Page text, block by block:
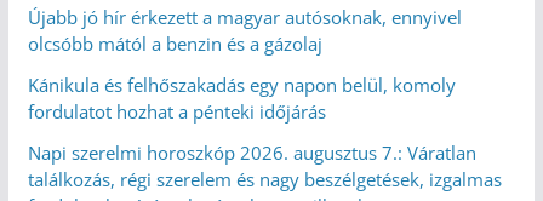
Újabb jó hír érkezett a magyar autósoknak, ennyivel
olcsóbb mától a benzin és a gázolaj
Kánikula és felhőszakadás egy napon belül, komoly
fordulatot hozhat a pénteki időjárás
Napi szerelmi horoszkóp 2026. augusztus 7.: Váratlan
találkozás, régi szerelem és nagy beszélgetések, izgalmas